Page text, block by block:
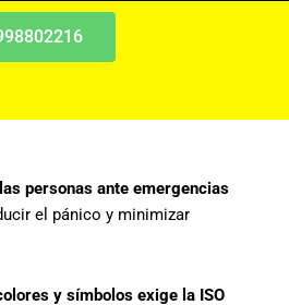
personas ante emergencias
el pánico y minimizar
y símbolos exige la ISO